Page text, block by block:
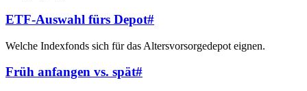
ETF-Auswahl fürs Depot#
Welche Indexfonds sich für das Altersvorsorgedepot eignen.
Früh anfangen vs. spät#